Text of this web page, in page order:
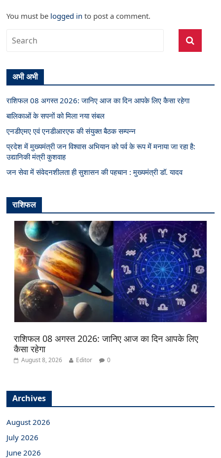
You must be logged in to post a comment.
अभी अभी
राशिफल 08 अगस्त 2026: जानिए आज का दिन आपके लिए कैसा रहेगा
बालिकाओं के सपनों को मिला नया संबल
एनडीएमए एवं एनडीआरएफ की संयुक्त बैठक सम्पन्न
प्रदेश में मुख्यमंत्री जन विश्वास अभियान को पर्व के रूप में मनाया जा रहा है:
उद्यानिकी मंत्री कुशवाह
जन सेवा में संवेदनशीलता ही सुशासन की पहचान : मुख्यमंत्री डॉ. यादव
राशिफल
राशिफल 08 अगस्त 2026: जानिए आज का दिन आपके लिए
कैसा रहेगा
August 8, 2026 Editor 0
Archives
August 2026
July 2026
June 2026